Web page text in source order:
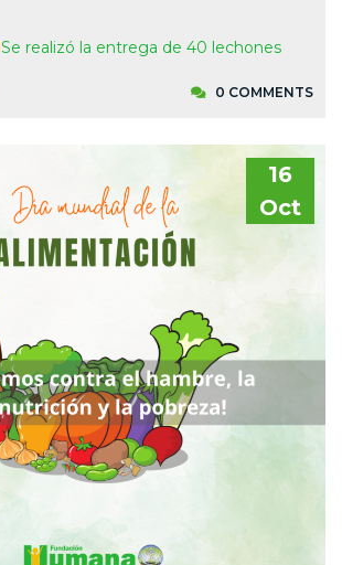
Se realizó la entrega de 40 lechones
0 COMMENTS
16
Oct